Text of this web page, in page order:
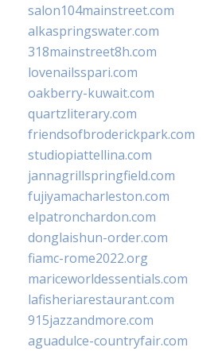
salon104mainstreet.com
alkaspringswater.com
318mainstreet8h.com
lovenailsspari.com
oakberry-kuwait.com
quartzliterary.com
friendsofbroderickpark.com
studiopiattellina.com
jannagrillspringfield.com
fujiyamacharleston.com
elpatronchardon.com
donglaishun-order.com
fiamc-rome2022.org
mariceworldessentials.com
lafisheriarestaurant.com
915jazzandmore.com
aguadulce-countryfair.com